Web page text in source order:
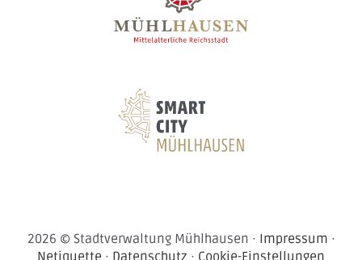
2026 © Stadtverwaltung Mühlhausen · Impressum ·
Netiquette · Datenschutz · Cookie-Einstellungen